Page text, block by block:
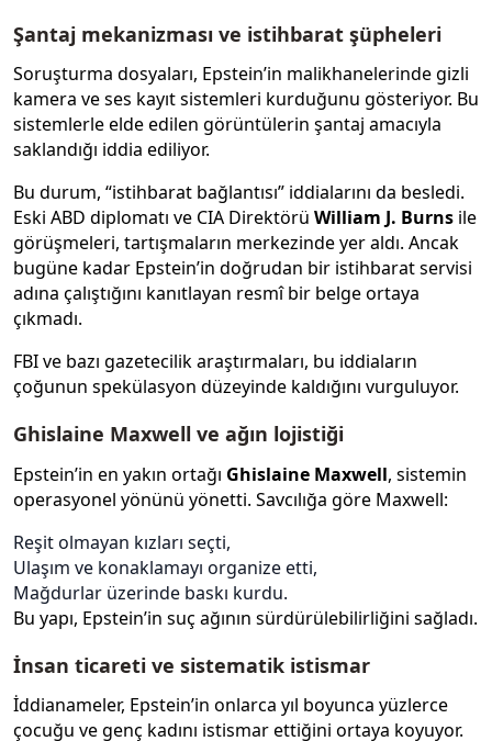
Şantaj mekanizması ve istihbarat şüpheleri
Soruşturma dosyaları, Epstein’in malikhanelerinde gizli
kamera ve ses kayıt sistemleri kurduğunu gösteriyor. Bu
sistemlerle elde edilen görüntülerin şantaj amacıyla
saklandığı iddia ediliyor.
Bu durum, “istihbarat bağlantısı” iddialarını da besledi.
Eski ABD diplomatı ve CIA Direktörü William J. Burns ile
görüşmeleri, tartışmaların merkezinde yer aldı. Ancak
bugüne kadar Epstein’in doğrudan bir istihbarat servisi
adına çalıştığını kanıtlayan resmî bir belge ortaya
çıkmadı.
FBI ve bazı gazetecilik araştırmaları, bu iddiaların
çoğunun spekülasyon düzeyinde kaldığını vurguluyor.
Ghislaine Maxwell ve ağın lojistiği
Epstein’in en yakın ortağı Ghislaine Maxwell, sistemin
operasyonel yönünü yönetti. Savcılığa göre Maxwell:
Reşit olmayan kızları seçti,
Ulaşım ve konaklamayı organize etti,
Mağdurlar üzerinde baskı kurdu.
Bu yapı, Epstein’in suç ağının sürdürülebilirliğini sağladı.
İnsan ticareti ve sistematik istismar
İddianameler, Epstein’in onlarca yıl boyunca yüzlerce
çocuğu ve genç kadını istismar ettiğini ortaya koyuyor.